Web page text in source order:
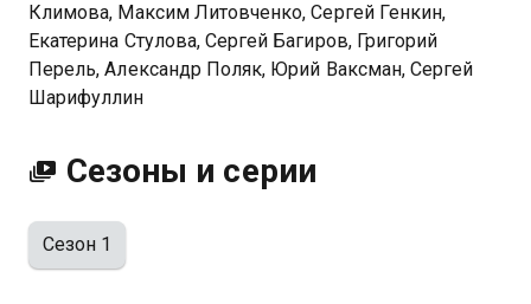
Климова, Максим Литовченко, Сергей Генкин,
Екатерина Стулова, Сергей Багиров, Григорий
Перель, Александр Поляк, Юрий Ваксман, Сергей
Шарифуллин
Сезоны и серии
Сезон 1